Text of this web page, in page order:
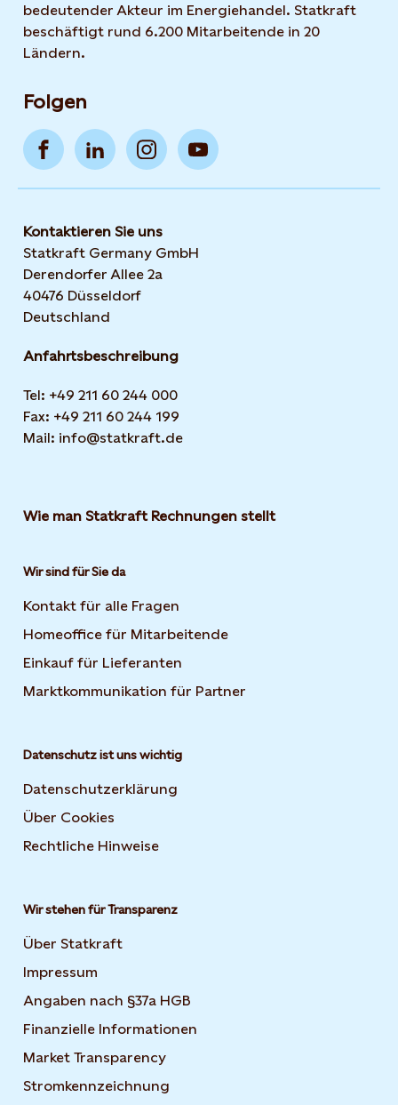
bedeutender Akteur im Energiehandel. Statkraft
beschäftigt rund 6.200 Mitarbeitende in 20
Ländern.
Folgen
Kontaktieren Sie uns
Statkraft Germany GmbH
Derendorfer Allee 2a
40476 Düsseldorf
Deutschland
Anfahrtsbeschreibung
Tel: +49 211 60 244 000
Fax: +49 211 60 244 199
Mail: info@statkraft.de
Wie man Statkraft Rechnungen stellt
Wir sind für Sie da
Kontakt für alle Fragen
Homeoffice für Mitarbeitende
Einkauf für Lieferanten
Marktkommunikation für Partner
Datenschutz ist uns wichtig
Datenschutzerklärung
Über Cookies
Rechtliche Hinweise
Wir stehen für Transparenz
Über Statkraft
Impressum
Angaben nach §37a HGB
Finanzielle Informationen
Market Transparency
Stromkennzeichnung